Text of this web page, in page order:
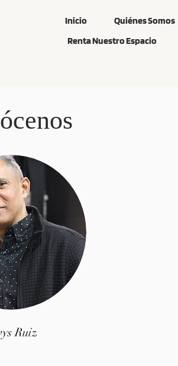
Renta Nuestro Espacio
Inicio
Quiénes Somos
Ruiz